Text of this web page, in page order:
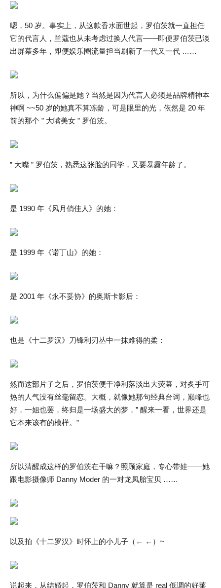
嗯，50 岁。事实上，从这款香水面世起，罗伯茨就一直担任
它的代言人，兰蔻也从未考虑过换人代言——即便罗伯茨已淡
出屏幕多年，即便娱乐圈流量担当刷新了一代又一代 ……
所以，为什么偏偏是她？当然是因为代言人必须是品牌精神本
神啊 ~~50 岁的她真不算冻龄，可是眼里的光，依然是 20 年
前的那个 ” 大嘴美女 ” 罗伯茨。
” 大嘴 ” 罗伯茨，熟悉这张脸的同学，又要暴露年龄了。
是 1990 年《风月俏佳人》的她：
是 1999 年《诺丁山》的她：
是 2001 年《永不妥协》的奥斯卡影后：
也是《十二罗汉》刀锋利刃丛中一抹难得的柔：
然而这部片子之后，罗伯茨便干净利落淡出大荧幕，对炙手可
热的人气没有丝毫留恋。大概，就像她那句经典台词，巅峰也
好，一姐也罢，终归是一场盛大的梦，” 醒来一看，世界还是
它本来该有的模样。”
所以清醒成这样的罗伯茨在干嘛？照顾家庭，专心带娃——她
跟电影摄像师 Danny Moder 的一对龙凤胎宝贝 ……
以及拍《十二罗汉》时怀上的小儿子（← ←）~
说起来，从结婚起，罗伯茨和 Danny 就算是 real 低调的好莱